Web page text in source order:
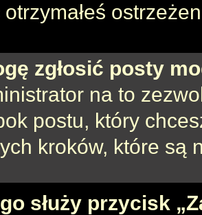
zgłosić posty
na to
postu, który
kroków, które są
służy przycisk